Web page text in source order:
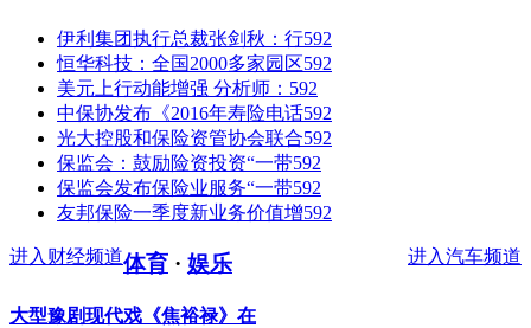
伊利集团执行总裁张剑秋：行592
恒华科技：全国2000多家园区592
美元上行动能增强 分析师： 592
中保协发布《2016年寿险电话592
光大控股和保险资管协会联合592
保监会：鼓励险资投资“一带592
保监会发布保险业服务“一带592
友邦保险一季度新业务价值增592
进入财经频道 进入汽车频道
体育 · 娱乐
大型豫剧现代戏《焦裕禄》在